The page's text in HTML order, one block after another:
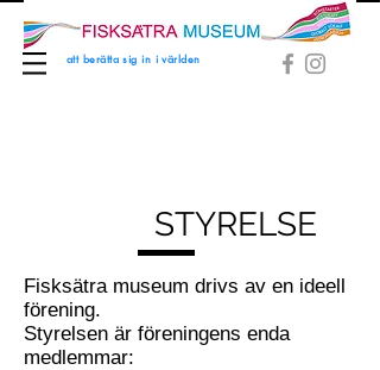
att berätta sig in i världen
STYRELSE
Fisksätra museum drivs av en ideell
förening.
Styrelsen är föreningens enda
medlemmar: